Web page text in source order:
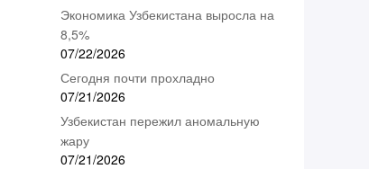
Экономика Узбекистана выросла на
8,5%
07/22/2026
Сегодня почти прохладно
07/21/2026
Узбекистан пережил аномальную
жару
07/21/2026